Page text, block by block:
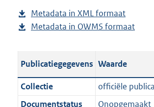
p
u
l
c
g
r
o
t
Metadata in XML formaat
e
a
n
d
Metadata in OWMS formaat
a
n
Publicatiegegevens Waarde
Collectie
officiële
Documentstatus
Onopgemaakt